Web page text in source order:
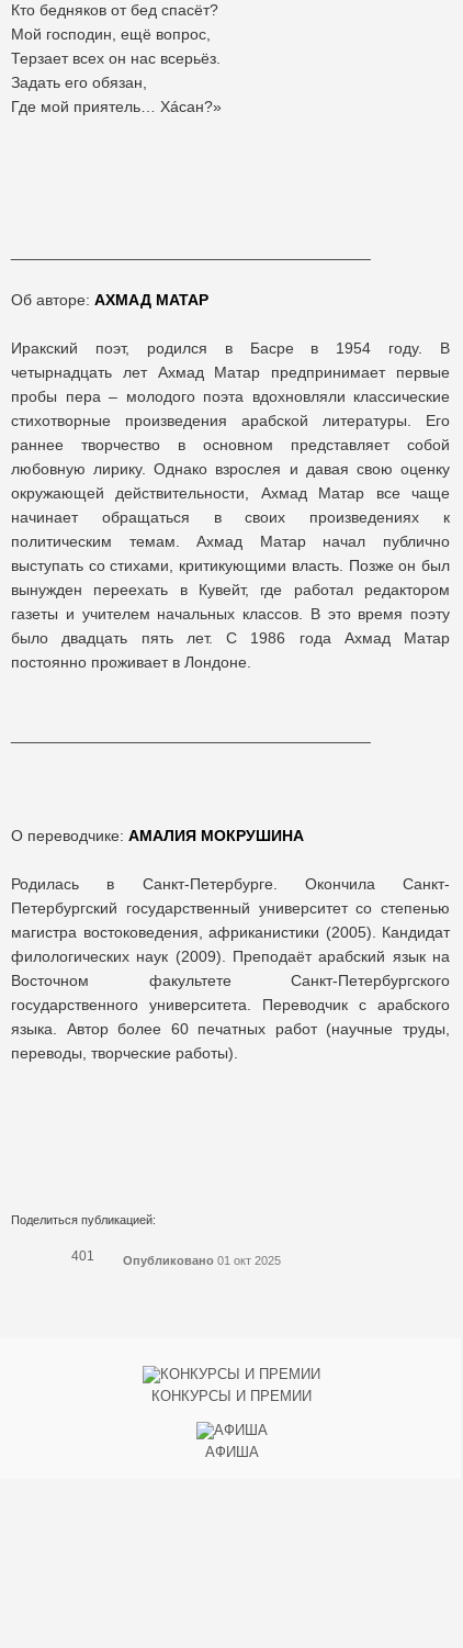
Кто бедняков от бед спасёт?
Мой господин, ещё вопрос,
Терзает всех он нас всерьёз.
Задать его обязан,
Где мой приятель… Хáсан?»
Об авторе: АХМАД МАТАР
Иракский поэт, родился в Басре в 1954 году. В
четырнадцать лет Ахмад Матар предпринимает первые
пробы пера – молодого поэта вдохновляли классические
стихотворные произведения арабской литературы. Его
раннее творчество в основном представляет собой
любовную лирику. Однако взрослея и давая свою оценку
окружающей действительности, Ахмад Матар все чаще
начинает обращаться в своих произведениях к
политическим темам. Ахмад Матар начал публично
выступать со стихами, критикующими власть. Позже он был
вынужден переехать в Кувейт, где работал редактором
газеты и учителем начальных классов. В это время поэту
было двадцать пять лет. С 1986 года Ахмад Матар
постоянно проживает в Лондоне.
О переводчике: АМАЛИЯ МОКРУШИНА
Родилась в Санкт-Петербурге. Окончила Санкт-
Петербургский государственный университет со степенью
магистра востоковедения, африканистики (2005). Кандидат
филологических наук (2009). Преподаёт арабский язык на
Восточном факультете Санкт-Петербургского
государственного университета. Переводчик с арабского
языка. Автор более 60 печатных работ (научные труды,
переводы, творческие работы).
Поделиться публикацией:
401 Опубликовано 01 окт 2025
КОНКУРСЫ И ПРЕМИИ
АФИША